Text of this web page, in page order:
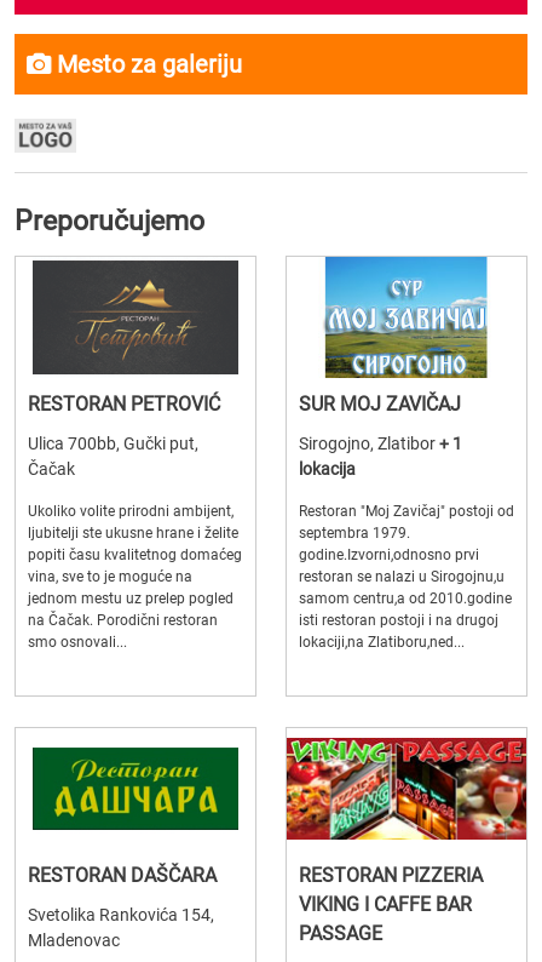
Mesto za galeriju
Preporučujemo
RESTORAN PETROVIĆ
Ulica 700bb, Gučki put,
Čačak
Ukoliko volite prirodni ambijent,
ljubitelji ste ukusne hrane i želite
popiti času kvalitetnog domaćeg
vina, sve to je moguće na
jednom mestu uz prelep pogled
na Čačak. Porodični restoran
smo osnovali...
SUR MOJ ZAVIČAJ
Sirogojno, Zlatibor+ 1
lokacija
Restoran "Moj Zavičaj" postoji od
septembra 1979.
godine.Izvorni,odnosno prvi
restoran se nalazi u Sirogojnu,u
samom centru,a od 2010.godine
isti restoran postoji i na drugoj
lokaciji,na Zlatiboru,ned...
RESTORAN DAŠČARA
Svetolika Rankovića 154,
Mladenovac
RESTORAN PIZZERIA
VIKING I CAFFE BAR
PASSAGE